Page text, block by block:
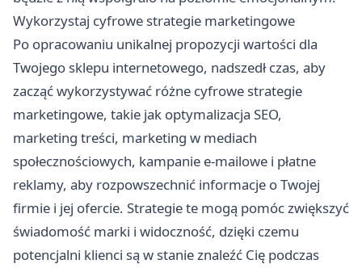
Wykorzystaj cyfrowe strategie marketingowe
Po opracowaniu unikalnej propozycji wartości dla
Twojego sklepu internetowego, nadszedł czas, aby
zacząć wykorzystywać różne cyfrowe strategie
marketingowe, takie jak optymalizacja SEO,
marketing treści, marketing w mediach
społecznościowych, kampanie e-mailowe i płatne
reklamy, aby rozpowszechnić informacje o Twojej
firmie i jej ofercie. Strategie te mogą pomóc zwiększyć
świadomość marki i widoczność, dzięki czemu
potencjalni klienci są w stanie znaleźć Cię podczas